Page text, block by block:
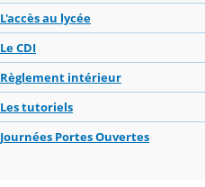
L'accès au lycée
Le CDI
Règlement intérieur
Les tutoriels
Journées Portes Ouvertes